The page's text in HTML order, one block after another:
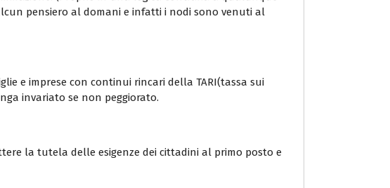
pensiero al domani e infatti i nodi sono venuti al
e imprese con continui rincari della TARI(tassa sui
invariato se non peggiorato.
la tutela delle esigenze dei cittadini al primo posto e